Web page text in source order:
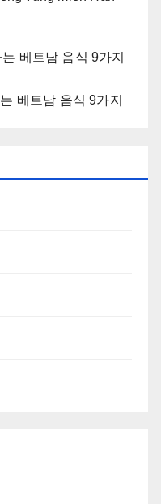
베트남 음식 9가지
베트남 음식 9가지